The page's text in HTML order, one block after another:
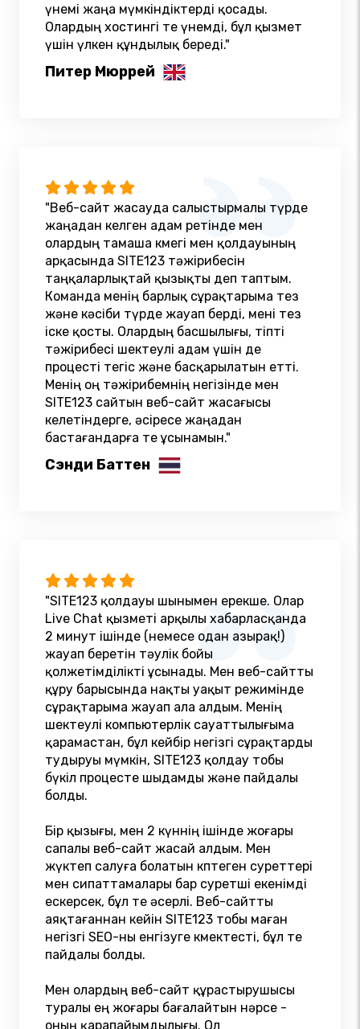
үнемі жаңа мүмкіндіктерді қосады.
Олардың хостингі өте үнемді, бұл қызмет
үшін үлкен құндылық береді."
Питер Мюррей
"Веб-сайт жасауда салыстырмалы түрде
жаңадан келген адам ретінде мен
олардың тамаша көмегі мен қолдауының
арқасында SITE123 тәжірибесін
таңқаларлықтай қызықты деп таптым.
Команда менің барлық сұрақтарыма тез
және кәсіби түрде жауап берді, мені тез
іске қосты. Олардың басшылығы, тіпті
тәжірибесі шектеулі адам үшін де
процесті тегіс және басқарылатын етті.
Менің оң тәжірибемнің негізінде мен
SITE123 сайтын веб-сайт жасағысы
келетіндерге, әсіресе жаңадан
бастағандарға өте ұсынамын."
Сэнди Баттен
"SITE123 қолдауы шынымен ерекше. Олар
Live Chat қызметі арқылы хабарласқанда
2 минут ішінде (немесе одан азырақ!)
жауап беретін тәулік бойы
қолжетімділікті ұсынады. Мен веб-сайтты
құру барысында нақты уақыт режимінде
сұрақтарыма жауап ала алдым. Менің
шектеулі компьютерлік сауаттылығыма
қарамастан, бұл кейбір негізгі сұрақтарды
тудыруы мүмкін, SITE123 қолдау тобы
бүкіл процесте шыдамды және пайдалы
болды.
Бір қызығы, мен 2 күннің ішінде жоғары
сапалы веб-сайт жасай алдым. Мен
жүктеп салуға болатын көптеген суреттері
мен сипаттамалары бар суретші екенімді
ескерсек, бұл өте әсерлі. Веб-сайтты
аяқтағаннан кейін SITE123 тобы маған
негізгі SEO-ны енгізуге көмектесті, бұл өте
пайдалы болды.
Мен олардың веб-сайт құрастырушысы
туралы ең жоғары бағалайтын нәрсе -
оның қарапайымдылығы. Ол